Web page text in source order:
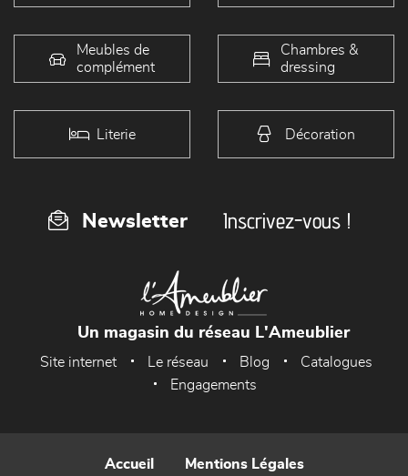
Meubles de
complément
Chambres &
dressing
Literie Décoration
Newsletter Inscrivez-vous !
Un magasin du réseau L'Ameublier
Site internet Le réseau Blog
Catalogues
Engagements
Accueil Mentions Légales